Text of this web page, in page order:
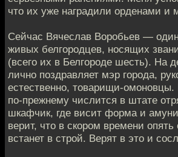
что их уже наградили орденами и
Сейчас Вячеслав Воробьев —
живых белгородцев, носящих
(всего их в Белгороде шесть). На
лично поздравляет мэр города,
естественно, товарищи-омоновцы.
по-прежнему числится в штате
шкафчик, где висит форма и
верит, что в скором времени опять
встанет в строй. Верят в это и